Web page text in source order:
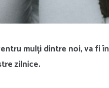
mulți dintre noi, va fi
zilnice.